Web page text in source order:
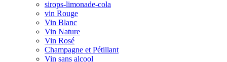
sirops-limonade-cola
vin Rouge
Vin Blanc
Vin Nature
Vin Rosé
Champagne et Pétillant
Vin sans alcool